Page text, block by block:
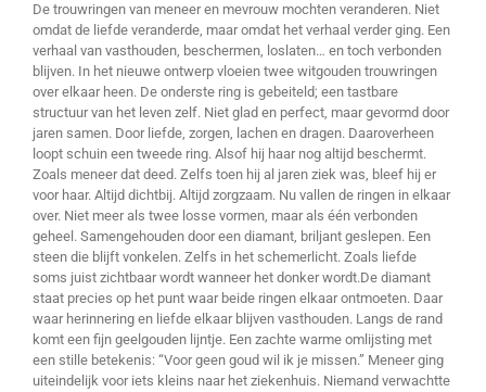
De trouwringen van meneer en mevrouw mochten veranderen. Niet
omdat de liefde veranderde, maar omdat het verhaal verder ging. Een
verhaal van vasthouden, beschermen, loslaten… en toch verbonden
blijven. In het nieuwe ontwerp vloeien twee witgouden trouwringen
over elkaar heen. De onderste ring is gebeiteld; een tastbare
structuur van het leven zelf. Niet glad en perfect, maar gevormd door
jaren samen. Door liefde, zorgen, lachen en dragen. Daaroverheen
loopt schuin een tweede ring. Alsof hij haar nog altijd beschermt.
Zoals meneer dat deed. Zelfs toen hij al jaren ziek was, bleef hij er
voor haar. Altijd dichtbij. Altijd zorgzaam. Nu vallen de ringen in elkaar
over. Niet meer als twee losse vormen, maar als één verbonden
geheel. Samengehouden door een diamant, briljant geslepen. Een
steen die blijft vonkelen. Zelfs in het schemerlicht. Zoals liefde
soms juist zichtbaar wordt wanneer het donker wordt.De diamant
staat precies op het punt waar beide ringen elkaar ontmoeten. Daar
waar herinnering en liefde elkaar blijven vasthouden. Langs de rand
komt een fijn geelgouden lijntje. Een zachte warme omlijsting met
een stille betekenis: “Voor geen goud wil ik je missen.” Meneer ging
uiteindelijk voor iets kleins naar het ziekenhuis. Niemand verwachtte